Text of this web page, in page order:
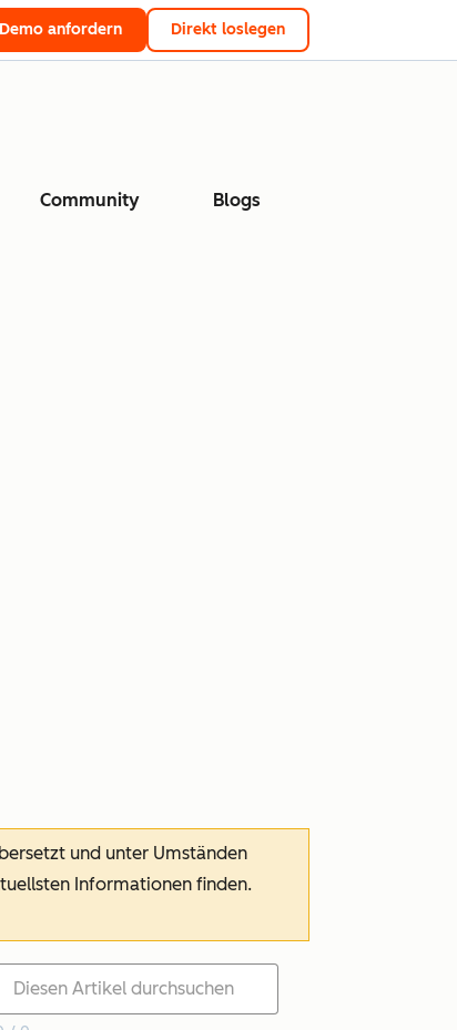
Demo anfordern Direkt loslegen
Community Blogs
und unter Umständen
Informationen finden.